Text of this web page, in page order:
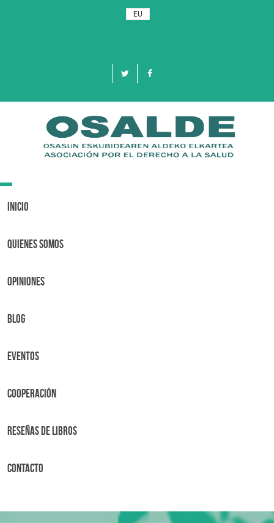
EU
Toggle
Inicio
Quienes Somos
OPINIONES
BLOG
Eventos
Cooperación
Reseñas de libros
Contacto